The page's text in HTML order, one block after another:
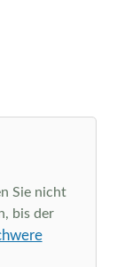
Sie nicht
bis der